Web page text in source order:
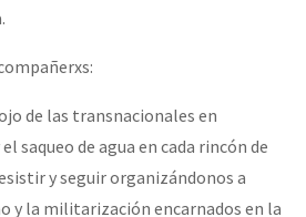
de las transnacionales en
saqueo de agua en cada rincón de
y seguir organizándonos a
y la militarización encarnados en la